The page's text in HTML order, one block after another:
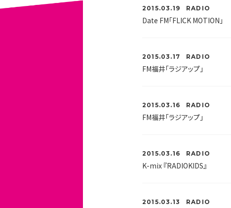
2015.03.19 RADIO
Date FM「FLICK MOTION」
2015.03.17 RADIO
FM福井「ラジアップ」
2015.03.16 RADIO
FM福井「ラジアップ」
2015.03.16 RADIO
K-mix 『RADIOKIDS』
2015.03.13 RADIO